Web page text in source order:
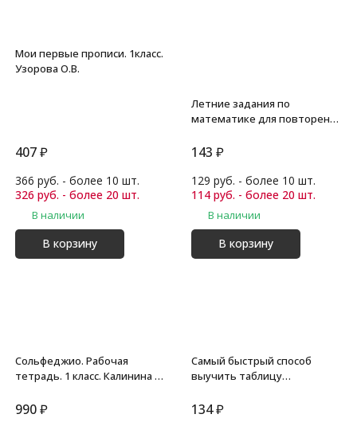
Мои первые прописи. 1класс.
Узорова О.В.
407₽
366 руб. - более 10 шт.
326 руб. - более 20 шт.
В наличии
В корзину
Летние задания по
математике для повторения
материала. 1 класс. Узорова
143 ₽
129 руб. - более 10 шт.
114 руб. - более 20 шт.
В наличии
В корзину
Сольфеджио. Рабочая
тетрадь. 1 класс. Калинина Г.
990₽
Самый быстрый способ
выучить таблицу
134₽